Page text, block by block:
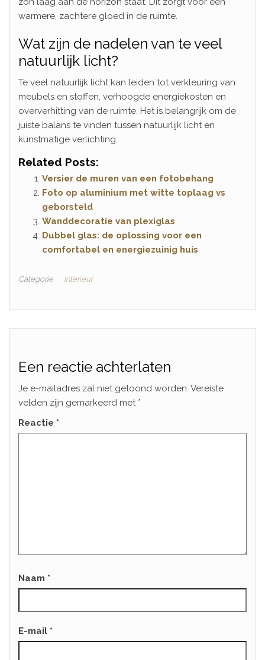
warmere, zachtere gloed in de ruimte.
Wat zijn de nadelen van te veel
natuurlijk licht?
Te veel natuurlijk licht kan leiden tot verkleuring van
meubels en stoffen, verhoogde energiekosten en
oververhitting van de ruimte. Het is belangrijk om de
juiste balans te vinden tussen natuurlijk licht en
kunstmatige verlichting.
Related Posts:
Versier de muren van een fotobehang
Foto op aluminium met witte toplaag vs
geborsteld
Wanddecoratie van plexiglas
Dubbel glas: de oplossing voor een
comfortabel en energiezuinig huis
Categorie Interieur
Een reactie achterlaten
Je e-mailadres zal niet getoond worden. Vereiste
velden zijn gemarkeerd met *
Reactie *
Naam *
E-mail *